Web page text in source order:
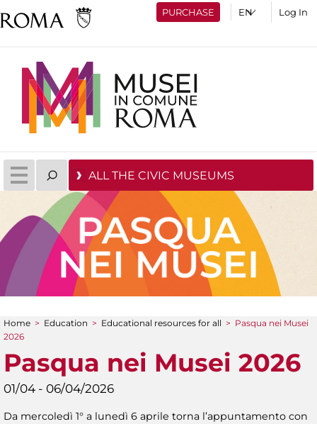
PURCHASE Log In
ALL THE CIVIC MUSEUMS
You are here
Home > Education > Educational resources for all > Pasqua nei Musei
2026
Pasqua nei Musei 2026
01/04 - 06/04/2026
Da mercoledì 1° a lunedì 6 aprile torna l’appuntamento con